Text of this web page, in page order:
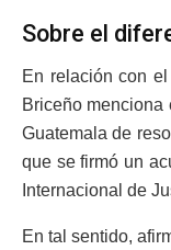
Sobre el
En relación con
Briceño
Guatemala de
que se firmó un
Internacional de
En tal sentido,